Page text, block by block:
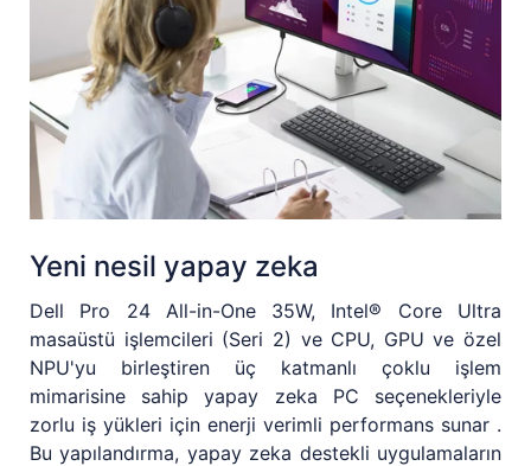
Yeni nesil yapay zeka
Dell Pro 24 All-in-One 35W, Intel® Core Ultra
masaüstü işlemcileri (Seri 2) ve CPU, GPU ve özel
NPU'yu birleştiren üç katmanlı çoklu işlem
mimarisine sahip yapay zeka PC seçenekleriyle
zorlu iş yükleri için enerji verimli performans sunar .
Bu yapılandırma, yapay zeka destekli uygulamaların